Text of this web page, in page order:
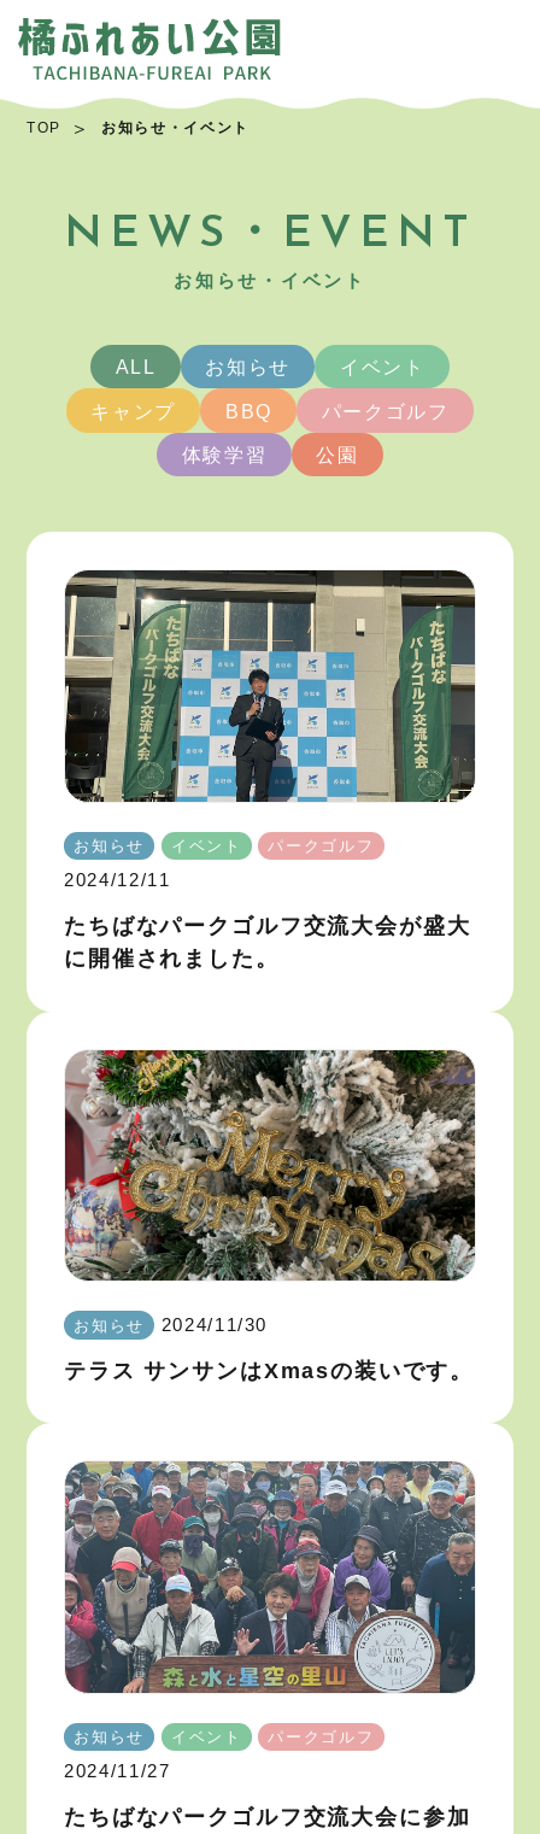
TOP お知らせ・イベント
NEWS・EVENT
お知らせ・イベント
ALL お知らせ イベント
キャンプ BBQ パークゴルフ
体験学習 公園
お知らせ イベント パークゴルフ
2024/12/11
たちばなパークゴルフ交流大会が盛大
に開催されました。
お知らせ 2024/11/30
テラス サンサンはXmasの装いです。
お知らせ イベント パークゴルフ
2024/11/27
たちばなパークゴルフ交流大会に参加